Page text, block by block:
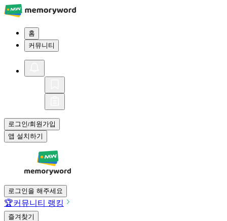
홈
커뮤니티
로그인/회원가입
앱 설치하기
로그인을 해주세요
🏆커뮤니티 랭킹
즐겨찾기